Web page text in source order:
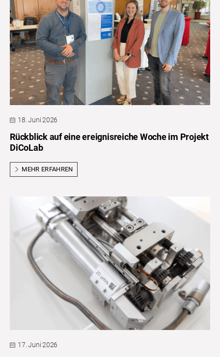
18. Juni 2026
Rückblick auf eine ereignisreiche Woche im Projekt
DiCoLab
MEHR ERFAHREN
17. Juni 2026